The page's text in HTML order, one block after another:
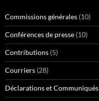
Commissions générales (10)
Conférences de presse (10)
Contributions (5)
Courriers (28)
Déclarations et Communiqués